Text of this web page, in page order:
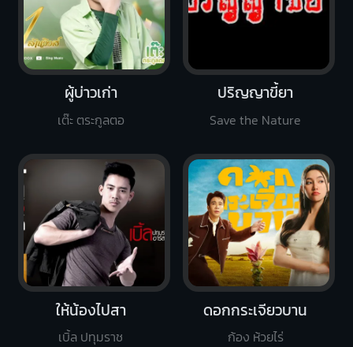
ผู้บ่าวเก่า
เต๊ะ ตระกูลตอ
ปริญญาขี้ยา
Save the Nature
ให้น้องไปสา
เบิ้ล ปทุมราช
ดอกกระเจียวบาน
ก้อง ห้วยไร่